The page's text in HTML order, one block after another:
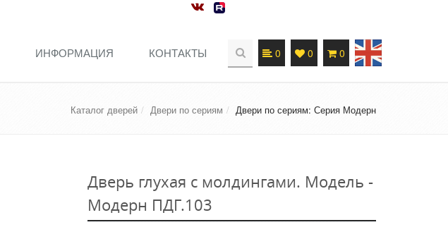
0
0 0
ИНФОРМАЦИЯ КОНТАКТЫ
Каталог дверей Двери по сериям Двери по сериям: Серия Модерн
Дверь глухая с молдингами. Модель -
Модерн ПДГ.103